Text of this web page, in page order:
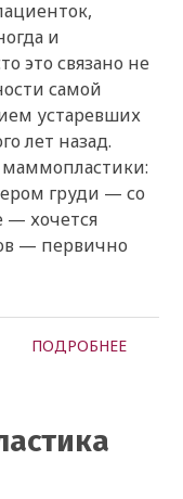
и
это связано не
самой
устаревших
лет назад.
груди — со
— хочется
— первично
ПОДРОБНЕЕ